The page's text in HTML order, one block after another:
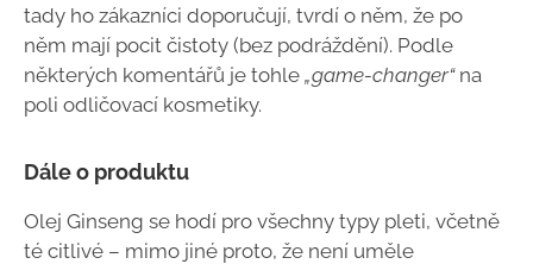
tady ho zákazníci doporučují, tvrdí o něm, že po
něm mají pocit čistoty (bez podráždění). Podle
některých komentářů je tohle „game-changer“na
poli odličovací kosmetiky.
Dále o produktu
Olej Ginseng se hodí pro všechny typy pleti, včetně
té citlivé – mimo jiné proto, že není uměle